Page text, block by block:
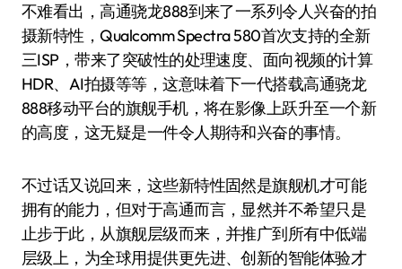
不难看出，高通骁龙888到来了一系列令人兴奋的拍
摄新特性，Qualcomm Spectra 580首次支持的全新
三ISP，带来了突破性的处理速度、面向视频的计算
HDR、AI拍摄等等，这意味着下一代搭载高通骁龙
888移动平台的旗舰手机，将在影像上跃升至一个新
的高度，这无疑是一件令人期待和兴奋的事情。
不过话又说回来，这些新特性固然是旗舰机才可能
拥有的能力，但对于高通而言，显然并不希望只是
止步于此，从旗舰层级而来，并推广到所有中低端
层级上，为全球用提供更先进、创新的智能体验才